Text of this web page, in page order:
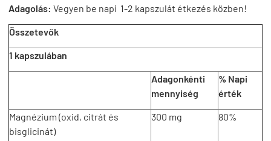
Adagolás: Vegyen be napi 1-2 kapszulát étkezés közben!
Összetevők
1 kapszulában
Adagonkénti
mennyiség
% Napi
érték
Magnézium (oxid, citrát és
bisglicinát)
300 mg 80%